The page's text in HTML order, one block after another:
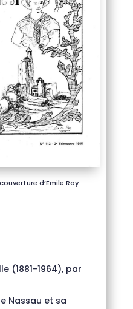
d’Emile Roy
(1881-1964), par
Nassau et sa